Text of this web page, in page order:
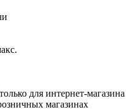
для интернет-
магазинах